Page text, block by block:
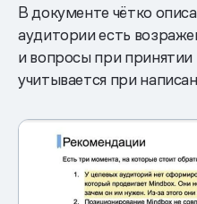
В документе чётко
аудитории есть
и вопросы при
учитывается при